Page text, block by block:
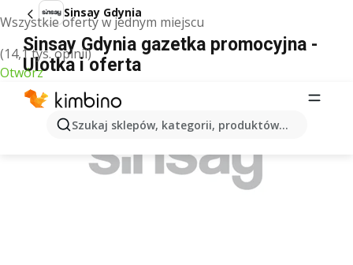
Wszystkie oferty w jednym miejscu
(14,1 tys. opinii)
Otwórz
Szukaj sklepów, kategorii, produktów...
Sinsay Gdynia
Sinsay Gdynia gazetka promocyjna -
Ulotka i oferta